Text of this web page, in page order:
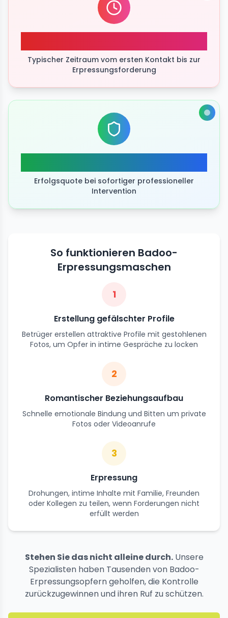
Typischer Zeitraum vom ersten Kontakt bis zur
Erpressungsforderung
Erfolgsquote bei sofortiger professioneller
Intervention
So funktionieren Badoo-
Erpressungsmaschen
1
Erstellung gefälschter Profile
Betrüger erstellen attraktive Profile mit gestohlenen
Fotos, um Opfer in intime Gespräche zu locken
2
Romantischer Beziehungsaufbau
Schnelle emotionale Bindung und Bitten um private
Fotos oder Videoanrufe
3
Erpressung
Drohungen, intime Inhalte mit Familie, Freunden
oder Kollegen zu teilen, wenn Forderungen nicht
erfüllt werden
Stehen Sie das nicht alleine durch.Unsere
Spezialisten haben Tausenden von Badoo-
Erpressungsopfern geholfen, die Kontrolle
zurückzugewinnen und ihren Ruf zu schützen.